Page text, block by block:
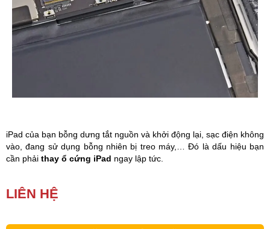
17 cửa hàng
Tổng đài:1800.6729(miễn phí)
(Giờ làm việc: 08h00 - 21h00)
Giới thiệu
iPad của bạn bỗng dưng tắt nguồn và khởi động lại, sạc điện không
vào, đang sử dụng bỗng nhiên bị treo máy,… Đó là dấu hiệu bạn
cần phải thay ổ cứng iPad ngay lập tức.
tháng, linh kiện thay thế hàng
thay linh kiện quý khách sẽ được hưởng nhiều khuyến mãi, hấp
LIÊN HỆ